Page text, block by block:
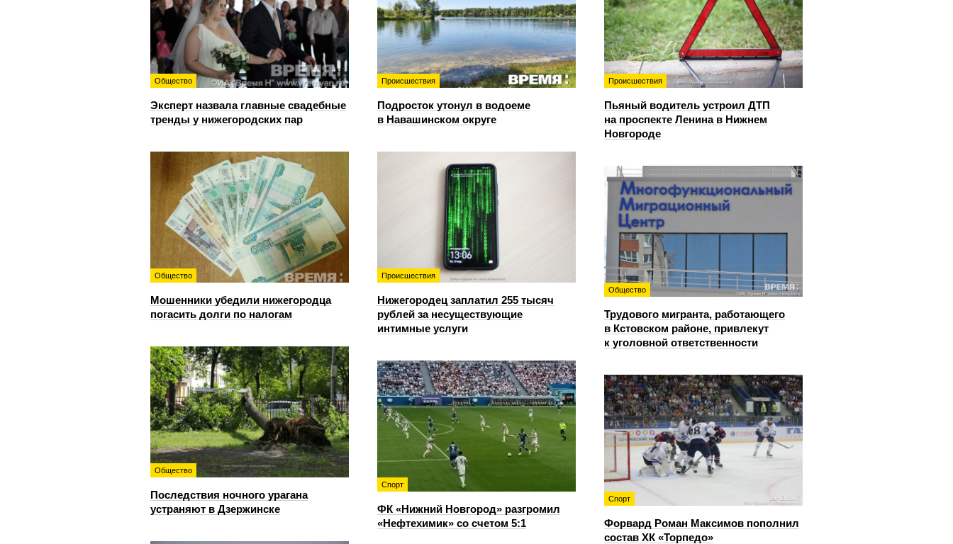
Общество
Эксперт назвала главные свадебные
тренды у нижегородских пар
Происшествия
Подросток утонул в водоеме
в Навашинском округе
Происшествия
Пьяный водитель устроил ДТП
на проспекте Ленина в Нижнем
Новгороде
Общество
Мошенники убедили нижегородца
погасить долги по налогам
Происшествия
Нижегородец заплатил 255 тысяч
рублей за несуществующие
интимные услуги
Общество
Трудового мигранта, работающего
в Кстовском районе, привлекут
к уголовной ответственности
Общество
Последствия ночного урагана
устраняют в Дзержинске
Спорт
ФК «Нижний Новгород» разгромил
«Нефтехимик» со счетом 5:1
Спорт
Форвард Роман Максимов пополнил
состав ХК «Торпедо»